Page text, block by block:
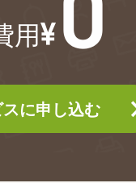
用
に申し込む